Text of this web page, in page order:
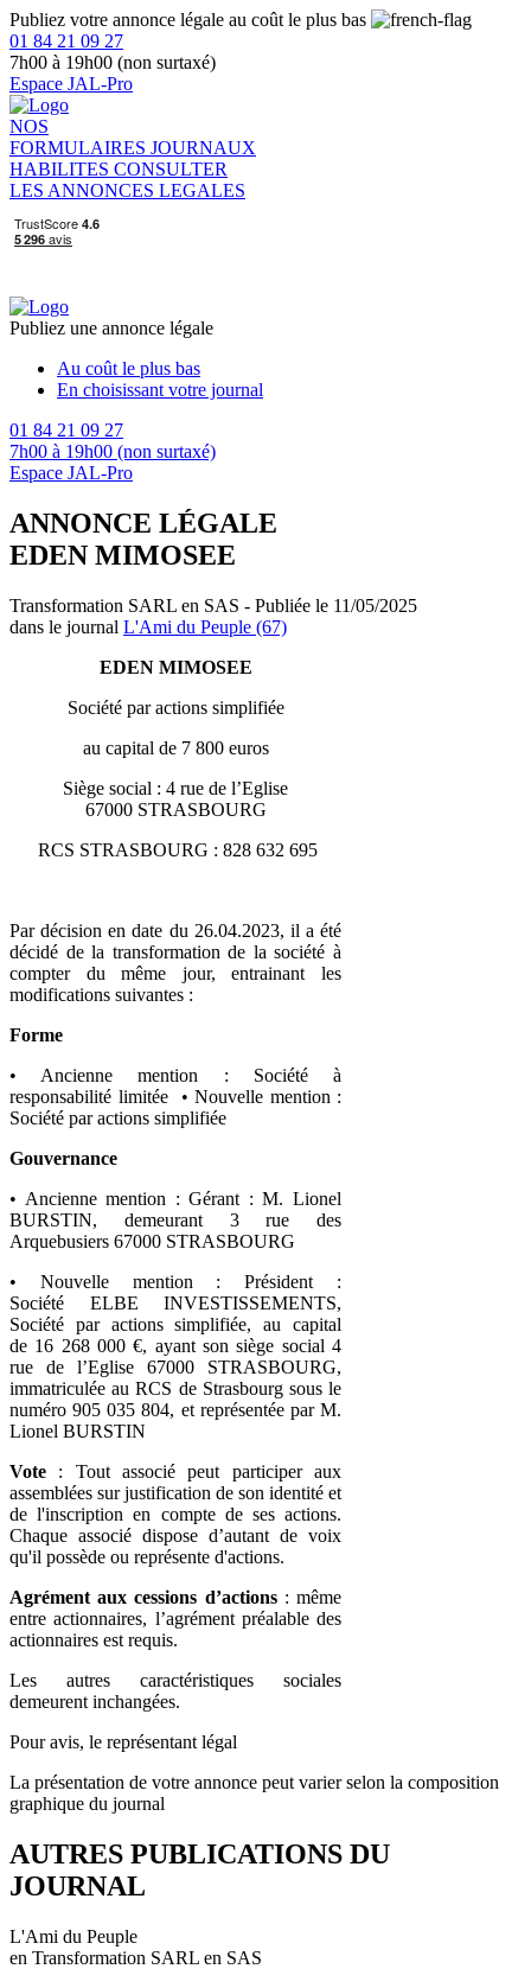
Publiez votre annonce légale au coût le plus bas
01 84 21 09 27
7h00 à 19h00 (non surtaxé)
Espace JAL-Pro
NOS
FORMULAIRES JOURNAUX
HABILITES CONSULTER
LES ANNONCES LEGALES
Publiez une annonce légale
Au coût le plus bas
En choisissant votre journal
01 84 21 09 27
7h00 à 19h00 (non surtaxé)
Espace JAL-Pro
ANNONCE LÉGALE
EDEN MIMOSEE
Transformation SARL en SAS - Publiée le 11/05/2025
dans le journal L'Ami du Peuple (67)
EDEN MIMOSEE
Société par actions simplifiée
au capital de 7 800 euros
Siège social : 4 rue de l’Eglise
67000 STRASBOURG
RCS STRASBOURG : 828 632 695
Par décision en date du 26.04.2023, il a été
décidé de la transformation de la société à
compter du même jour, entrainant les
modifications suivantes :
Forme
• Ancienne mention : Société à
responsabilité limitée • Nouvelle mention :
Société par actions simplifiée
Gouvernance
• Ancienne mention : Gérant : M. Lionel
BURSTIN, demeurant 3 rue des
Arquebusiers 67000 STRASBOURG
• Nouvelle mention : Président :
Société ELBE INVESTISSEMENTS,
Société par actions simplifiée, au capital
de 16 268 000 €, ayant son siège social 4
rue de l’Eglise 67000 STRASBOURG,
immatriculée au RCS de Strasbourg sous le
numéro 905 035 804, et représentée par M.
Lionel BURSTIN
Vote : Tout associé peut participer aux
assemblées sur justification de son identité et
de l'inscription en compte de ses actions.
Chaque associé dispose d’autant de voix
qu'il possède ou représente d'actions.
Agrément aux cessions d’actions: même
entre actionnaires, l’agrément préalable des
actionnaires est requis.
Les autres caractéristiques sociales
demeurent inchangées.
Pour avis, le représentant légal
La présentation de votre annonce peut varier selon la composition
graphique du journal
AUTRES PUBLICATIONS DU
JOURNAL
L'Ami du Peuple
en Transformation SARL en SAS